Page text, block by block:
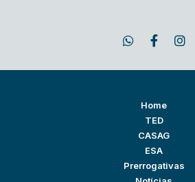
Home
TED
CASAG
ESA
Prerrogativas